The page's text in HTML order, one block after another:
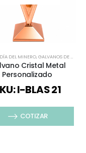
, BIENESTAR Y SALUD,DÍA DE LA
DEL MINERO,GALVANOS DE CRISTAL
Cristal Metal
Personalizado
I-BLAS 21
COTIZAR